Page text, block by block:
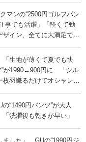
マンの“2500円ゴルフパン
事でも活躍」「軽くて動
ザイン、全てに大満足で
「生地が薄くて夏でも快
が1990→900円に 「シル
羽織るだけでオシャレに
“1490円パンツ”が大人
洗濯後も乾きが早い」
ました」 GUの“1990円ジ